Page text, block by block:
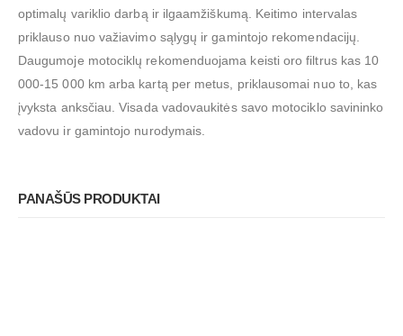
optimalų variklio darbą ir ilgaamžiškumą. Keitimo intervalas
priklauso nuo važiavimo sąlygų ir gamintojo rekomendacijų.
Daugumoje motociklų rekomenduojama keisti oro filtrus kas 10
000-15 000 km arba kartą per metus, priklausomai nuo to, kas
įvyksta anksčiau. Visada vadovaukitės savo motociklo savininko
vadovu ir gamintojo nurodymais.
PANAŠŪS PRODUKTAI